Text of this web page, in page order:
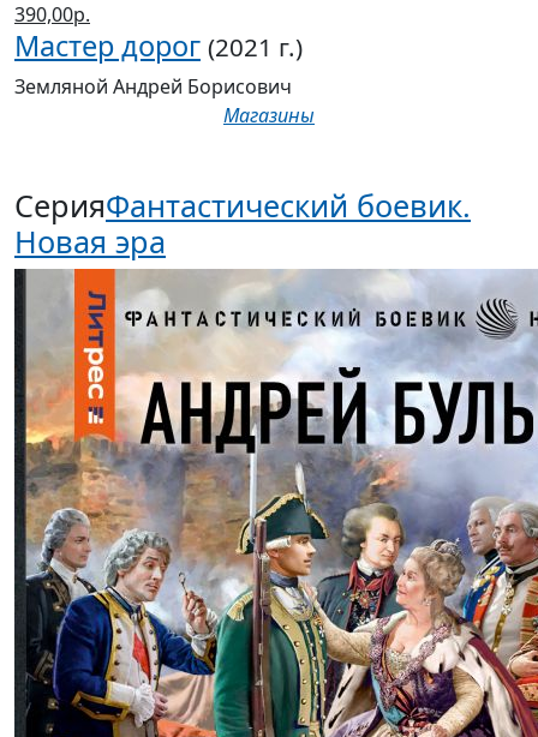
390,00р.
Мастер дорог (2021 г.)
Земляной Андрей Борисович
Магазины
СерияФантастический боевик.
Новая эра